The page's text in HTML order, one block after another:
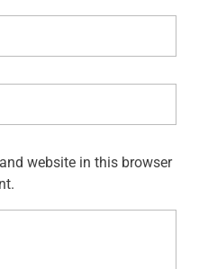
website in this browser